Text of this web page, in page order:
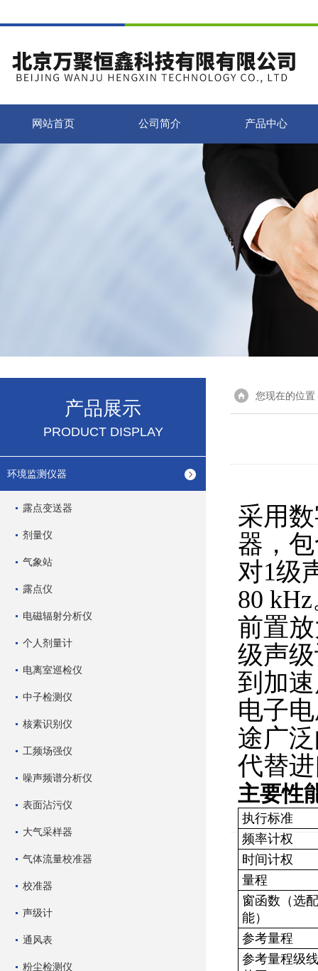
网站首页 公司简介 产品中心
产品展示
PRODUCT DISPLAY
环境监测仪器
露点变送器
剂量仪
气象站
露点仪
电磁辐射分析仪
个人剂量计
电离室巡检仪
中子检测仪
核素识别仪
工频场强仪
噪声频谱分析仪
表面沾污仪
大气采样器
气体流量校准器
校准器
声级计
通风表
粉尘检测仪
您现在的位置
采用
器，
对1级
80
前置
级声
到加
电子
途广
代替
主要性
执行标准
频率计权
时间计权
量程
窗函数（选
能）
参考量程
参考量程级